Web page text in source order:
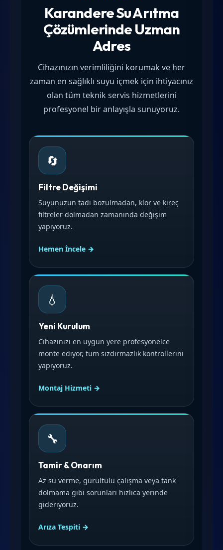
Karandere Su Arıtma
Çözümlerinde Uzman
Adres
Cihazınızın verimliliğini korumak ve her
zaman en sağlıklı suyu içmek için ihtiyacınız
olan tüm teknik servis hizmetlerini
profesyonel bir anlayışla sunuyoruz.
🔄
Filtre Değişimi
Suyunuzun tadı bozulmadan, klor ve kireç
filtreler dolmadan zamanında değişim
yapıyoruz.
Hemen İncele →
💧
Yeni Kurulum
Cihazınızı en uygun yere profesyonelce
monte ediyor, tüm sızdırmazlık kontrollerini
yapıyoruz.
Montaj Hizmeti →
🔧
Tamir & Onarım
Az su verme, gürültülü çalışma veya tank
dolmama gibi sorunları hızlıca yerinde
gideriyoruz.
Arıza Tespiti →